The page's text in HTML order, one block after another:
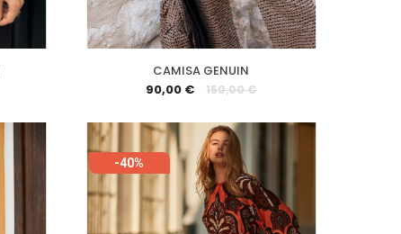
CAMISA GENUIN
90,00 €
150,00 €
-40%